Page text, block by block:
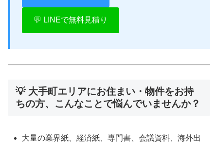
💬 LINEで無料見積り
💡 大手町エリアにお住まい・物件をお持
ちの方、こんなことで悩んでいませんか？
大量の業界紙、経済紙、専門書、会議資料、海外出